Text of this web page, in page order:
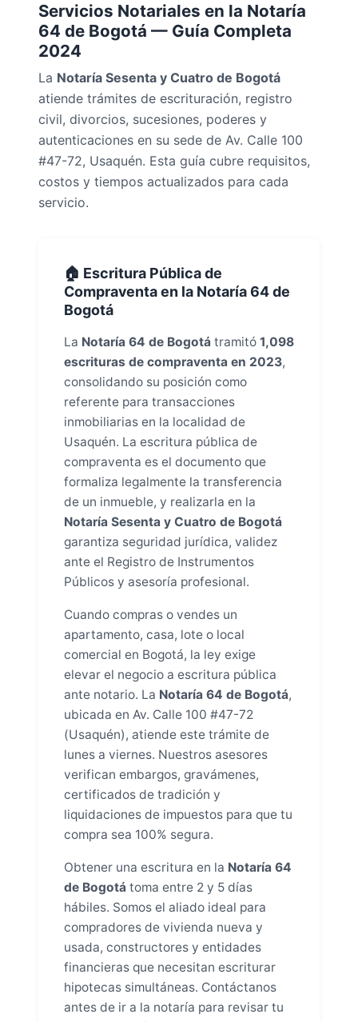
Servicios Notariales en la Notaría
64 de Bogotá — Guía Completa
2024
La Notaría Sesenta y Cuatro de Bogotá
atiende trámites de escrituración, registro
civil, divorcios, sucesiones, poderes y
autenticaciones en su sede de Av. Calle 100
#47-72, Usaquén. Esta guía cubre requisitos,
costos y tiempos actualizados para cada
servicio.
🏠 Escritura Pública de
Compraventa en la Notaría 64 de
Bogotá
La Notaría 64 de Bogotá tramitó 1,098
escrituras de compraventa en 2023,
consolidando su posición como
referente para transacciones
inmobiliarias en la localidad de
Usaquén. La escritura pública de
compraventa es el documento que
formaliza legalmente la transferencia
de un inmueble, y realizarla en la
Notaría Sesenta y Cuatro de Bogotá
garantiza seguridad jurídica, validez
ante el Registro de Instrumentos
Públicos y asesoría profesional.
Cuando compras o vendes un
apartamento, casa, lote o local
comercial en Bogotá, la ley exige
elevar el negocio a escritura pública
ante notario. La Notaría 64 de Bogotá,
ubicada en Av. Calle 100 #47-72
(Usaquén), atiende este trámite de
lunes a viernes. Nuestros asesores
verifican embargos, gravámenes,
certificados de tradición y
liquidaciones de impuestos para que tu
compra sea 100% segura.
Obtener una escritura en la Notaría 64
de Bogotá toma entre 2 y 5 días
hábiles. Somos el aliado ideal para
compradores de vivienda nueva y
usada, constructores y entidades
financieras que necesitan escriturar
hipotecas simultáneas. Contáctanos
antes de ir a la notaría para revisar tu